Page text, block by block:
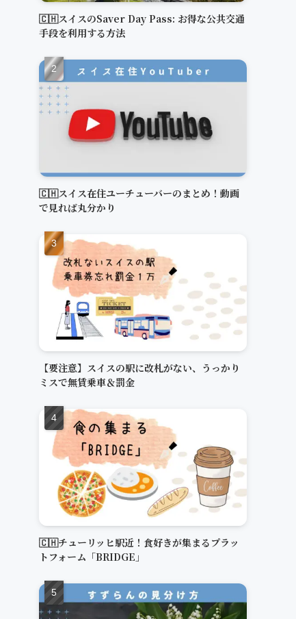
🇨🇭スイスのSaver Day Pass: お得な公共交通
手段を利用する方法
🇨🇭スイス在住ユーチューバーのまとめ！動画
で見れば丸分かり
【要注意】スイスの駅に改札がない、うっかり
ミスで無賃乗車＆罰金
🇨🇭チューリッヒ駅近！食好きが集まるプラッ
トフォーム「BRIDGE」